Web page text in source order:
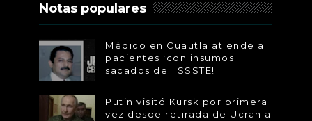
Notas populares
Médico en Cuautla atiende a
pacientes ¡con insumos
sacados del ISSSTE!
Putin visitó Kursk por primera
vez desde retirada de Ucrania